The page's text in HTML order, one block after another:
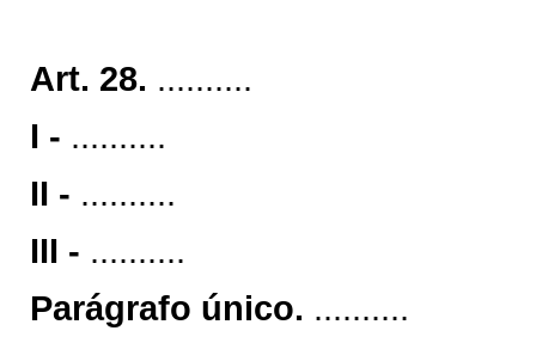
Art. 28. ..........
I - ..........
II - ..........
III - ..........
Parágrafo único. ..........